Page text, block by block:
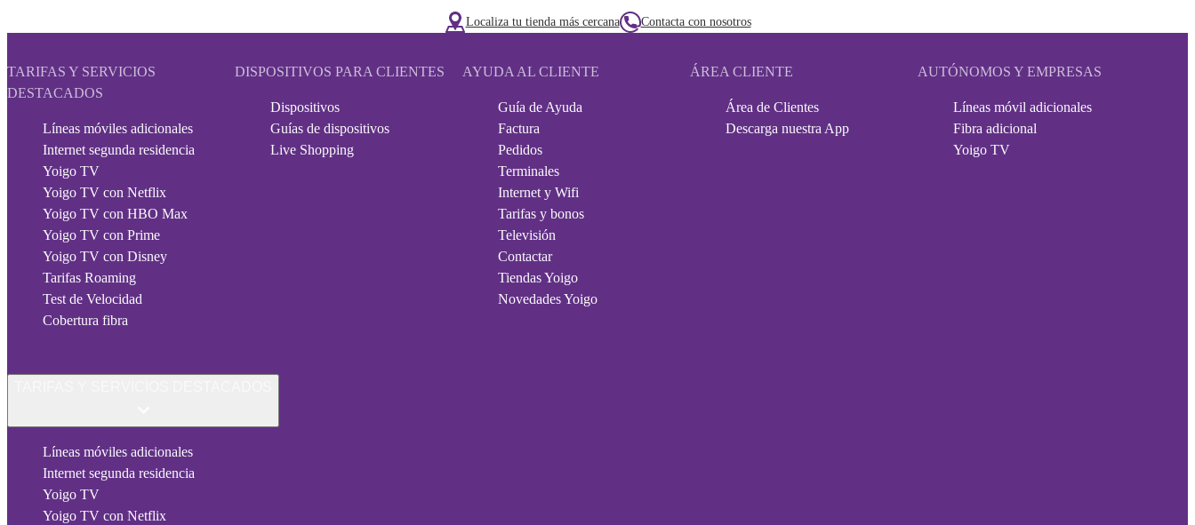
Localiza tu tienda más cercana Contacta con nosotros
TARIFAS Y SERVICIOS
DESTACADOS
Líneas móviles adicionales
Internet segunda residencia
Yoigo TV
Yoigo TV con Netflix
Yoigo TV con HBO Max
Yoigo TV con Prime
Yoigo TV con Disney
Tarifas Roaming
Test de Velocidad
Cobertura fibra
DISPOSITIVOS PARA CLIENTES
Dispositivos
Guías de dispositivos
Live Shopping
AYUDA AL CLIENTE
Guía de Ayuda
Factura
Pedidos
Terminales
Internet y Wifi
Tarifas y bonos
Televisión
Contactar
Tiendas Yoigo
Novedades Yoigo
ÁREA CLIENTE
Área de Clientes
Descarga nuestra App
AUTÓNOMOS Y EMPRESAS
Líneas móvil adicionales
Fibra adicional
Yoigo TV
Líneas móviles adicionales
Internet segunda residencia
Yoigo TV
Yoigo TV con Netflix